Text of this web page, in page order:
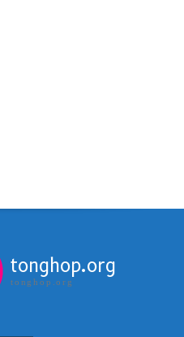
tonghop.org
tonghop.org